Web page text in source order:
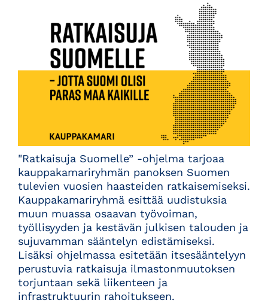
"Ratkaisuja Suomelle” -ohjelma tarjoaa
kauppakamariryhmän panoksen Suomen
tulevien vuosien haasteiden ratkaisemiseksi.
Kauppakamariryhmä esittää uudistuksia
muun muassa osaavan työvoiman,
työllisyyden ja kestävän julkisen talouden ja
sujuvamman sääntelyn edistämiseksi.
Lisäksi ohjelmassa esitetään itsesääntelyyn
perustuvia ratkaisuja ilmastonmuutoksen
torjuntaan sekä liikenteen ja
infrastruktuurin rahoitukseen.